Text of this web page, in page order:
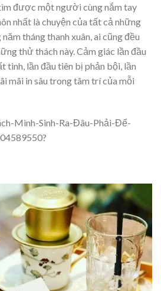
được một người cùng nắm tay
nhất là chuyện của tất cả những
tháng thanh xuân, ai cũng đều
thử thách này. Cảm giác lần đầu
tình, lần đầu tiên bị phản bội, lần
mãi in sâu trong tâm trí của mỗi
Mình-Sinh-Ra-Đâu-Phải-Để-